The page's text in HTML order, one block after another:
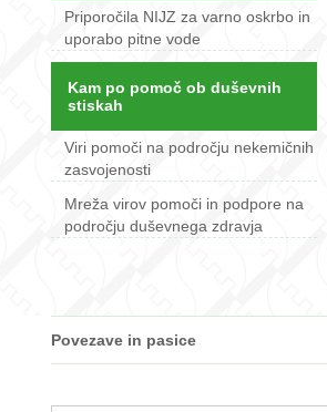
Priporočila NIJZ za varno oskrbo in
uporabo pitne vode
Kam po pomoč ob duševnih
stiskah
Viri pomoči na področju nekemičnih
zasvojenosti
Mreža virov pomoči in podpore na
področju duševnega zdravja
Povezave in pasice